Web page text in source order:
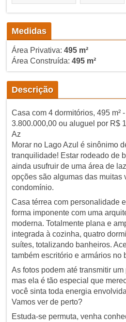
Medidas
Área Privativa: 495 m²
Área Construída: 495 m²
Descrição
Casa com 4 dormitórios, 495 m²
3.800.000,00 ou aluguel por R$
Az
Morar no Lago Azul é sinônimo
tranquilidade! Estar rodeado de
ainda usufruir de uma área de
opções são algumas das muitas
condomínio.
Casa térrea com personalidade
forma imponente com uma
moderna. Totalmente plana e
integrada à cozinha, quatro
suítes, totalizando banheiros.
também escritório e armários no
As fotos podem até transmitir
mas ela é tão especial que
você sinta toda energia
Vamos ver de perto?
Estuda-se permuta, venha